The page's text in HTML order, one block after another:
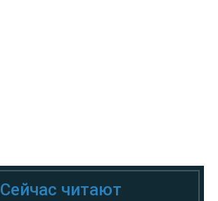
Сейчас читают